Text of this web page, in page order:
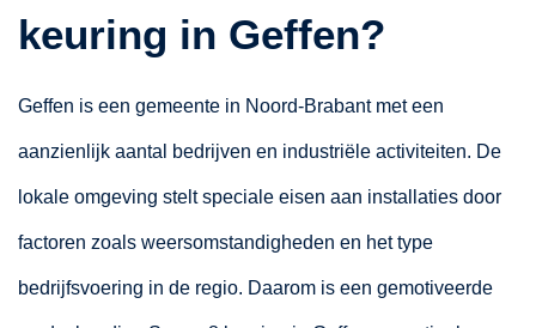
keuring in Geffen?
Geffen is een gemeente in Noord-Brabant met een
aanzienlijk aantal bedrijven en industriële activiteiten. De
lokale omgeving stelt speciale eisen aan installaties door
factoren zoals weersomstandigheden en het type
bedrijfsvoering in de regio. Daarom is een gemotiveerde